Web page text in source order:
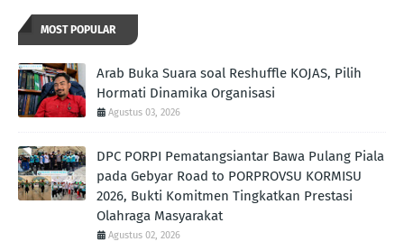
MOST POPULAR
Arab Buka Suara soal Reshuffle KOJAS, Pilih
Hormati Dinamika Organisasi
Agustus 03, 2026
DPC PORPI Pematangsiantar Bawa Pulang Piala
pada Gebyar Road to PORPROVSU KORMISU
2026, Bukti Komitmen Tingkatkan Prestasi
Olahraga Masyarakat
Agustus 02, 2026